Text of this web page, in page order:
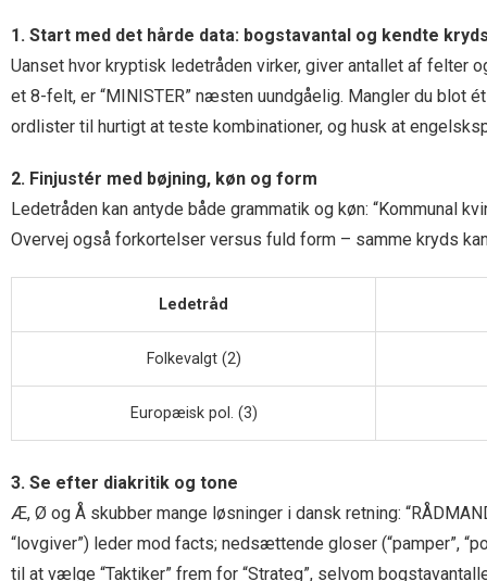
1. Start med det hårde data: bogstavantal og kendte
Uanset hvor kryptisk ledetråden virker, giver antallet af
et 8-felt, er “MINISTER” næsten uundgåelig. Mangler du blot
ordlister til hurtigt at teste kombinationer, og husk at
2. Finjustér med bøjning, køn og form
Ledetråden kan antyde både grammatik og køn: “Kommunal
Overvej også forkortelser versus fuld form – samme kryds
Ledetråd
Folkevalgt (2)
Europæisk pol. (3)
3. Se efter diakritik og tone
Æ, Ø og Å skubber mange løsninger i dansk retning:
“lovgiver”) leder mod facts; nedsættende gloser (“pamper”,
til at vælge “Taktiker” frem for “Strateg”, selvom